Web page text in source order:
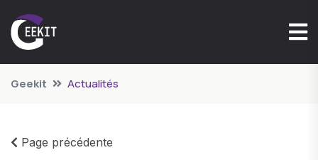
Geekit Actualités
Page précédente